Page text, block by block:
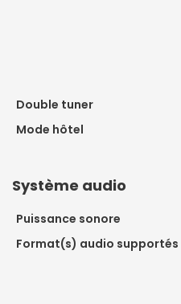
Double tuner
Mode hôtel
Système audio
Puissance sonore
Format(s) audio supportés